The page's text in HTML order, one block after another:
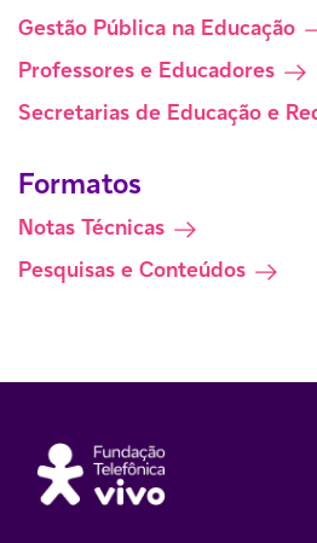
Gestão Pública na Educação
Professores e Educadores
Secretarias de Educação e
Formatos
Notas Técnicas
Pesquisas e Conteúdos